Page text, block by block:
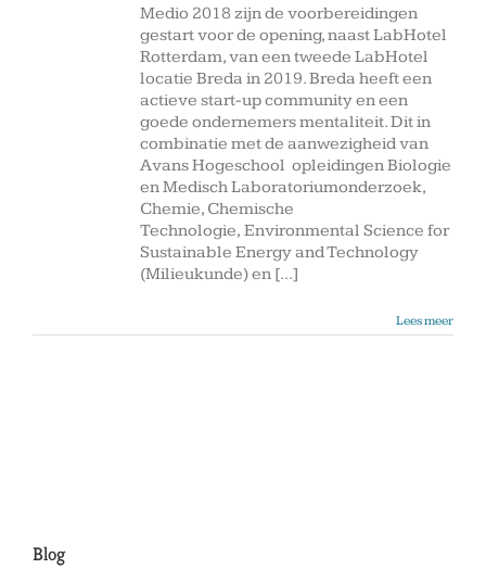
vestiging
Breda
Medio 2018 zijn de voorbereidingen
gestart voor de opening, naast LabHotel
Rotterdam, van een tweede LabHotel
locatie Breda in 2019. Breda heeft een
actieve start-up community en een
goede ondernemers mentaliteit. Dit in
combinatie met de aanwezigheid van
Avans Hogeschool opleidingen Biologie
en Medisch Laboratoriumonderzoek,
Chemie, Chemische
Technologie, Environmental Science for
Sustainable Energy and Technology
(Milieukunde) en [...]
Lees meer
Blog